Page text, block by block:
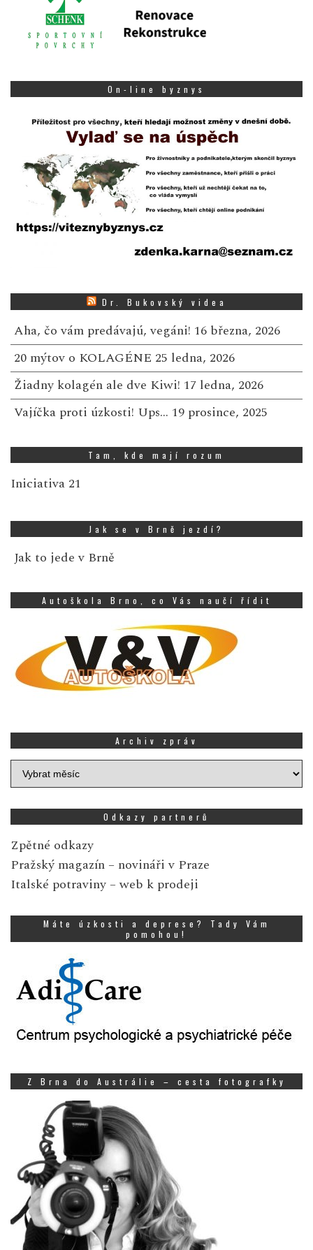
On-line byznys
Dr. Bukovský videa
Aha, čo vám predávajú, vegáni! 16 března, 2026
20 mýtov o KOLAGÉNE 25 ledna, 2026
Žiadny kolagén ale dve Kiwi! 17 ledna, 2026
Vajíčka proti úzkosti! Ups… 19 prosince, 2025
Tam, kde mají rozum
Iniciativa 21
Jak se v Brně jezdí?
Jak to jede v Brně
Autoškola Brno, co Vás naučí řídit
Archiv zpráv
Archiv
zpráv
Odkazy partnerů
Zpětné odkazy
Pražský magazín – novináři v Praze
Italské potraviny – web k prodeji
Máte úzkosti a deprese? Tady Vám
pomohou!
Z Brna do Austrálie – cesta fotografky